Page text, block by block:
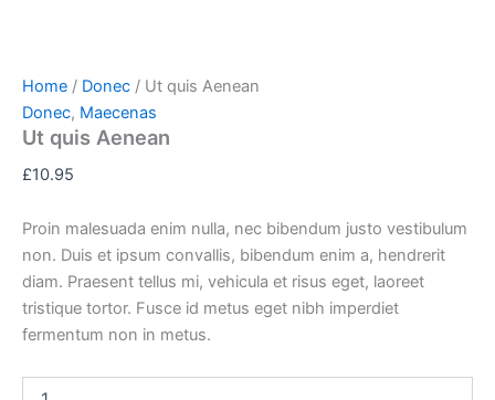
Home / Donec / Ut quis Aenean
Donec, Maecenas
Ut quis Aenean
£10.95
Proin malesuada enim nulla, nec bibendum justo vestibulum
non. Duis et ipsum convallis, bibendum enim a, hendrerit
diam. Praesent tellus mi, vehicula et risus eget, laoreet
tristique tortor. Fusce id metus eget nibh imperdiet
fermentum non in metus.